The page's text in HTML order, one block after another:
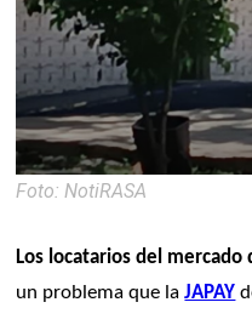
Foto: NotiRASA
Los locatarios del
un problema que la JAPAY